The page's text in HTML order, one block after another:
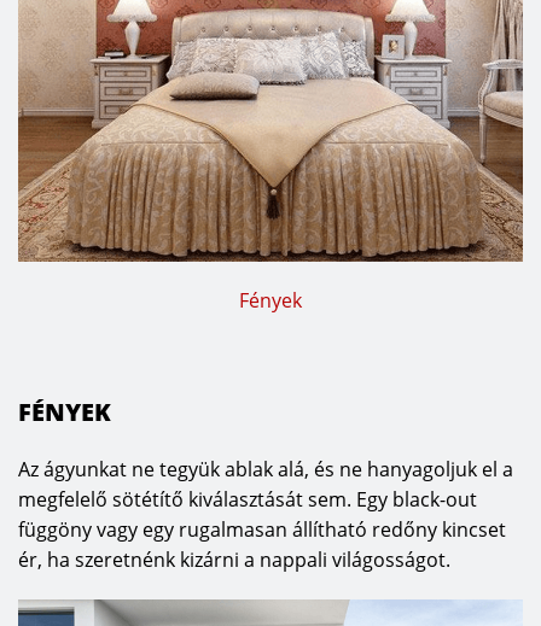
Fények
FÉNYEK
Az ágyunkat ne tegyük ablak alá, és ne hanyagoljuk el a
megfelelő sötétítő kiválasztását sem. Egy black-out
függöny vagy egy rugalmasan állítható redőny kincset
ér, ha szeretnénk kizárni a nappali világosságot.